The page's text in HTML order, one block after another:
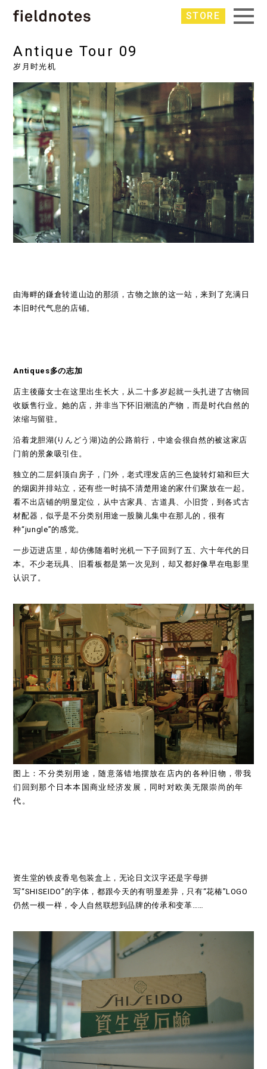
STORE
Antique Tour 09
岁月时光机
由海畔的鎌倉转道山边的那須，古物之旅的这一站，来到了充满日
本旧时代气息的店铺。
Antiques多の志加
店主後藤女士在这里出生长大，从二十多岁起就一头扎进了古物回
收贩售行业。她的店，并非当下怀旧潮流的产物，而是时代自然的
浓缩与留驻。
沿着龙胆湖(りんどう湖)边的公路前行，中途会很自然的被这家店
门前的景象吸引住。
独立的二层斜顶白房子，门外，老式理发店的三色旋转灯箱和巨大
的烟囱并排站立，还有些一时搞不清楚用途的家什们聚放在一起。
看不出店铺的明显定位，从中古家具、古道具、小旧货，到各式古
材配器，似乎是不分类别用途一股脑儿集中在那儿的，很有
种“jungle”的感觉。
一步迈进店里，却仿佛随着时光机一下子回到了五、六十年代的日
本。不少老玩具、旧看板都是第一次见到，却又都好像早在电影里
认识了。
图上：不分类别用途，随意落错地摆放在店内的各种旧物，带我
们回到那个日本本国商业经济发展，同时对欧美无限崇尚的年
代。
资生堂的铁皮香皂包装盒上，无论日文汉字还是字母拼
写“SHISEIDO”的字体，都跟今天的有明显差异，只有“花椿”LOGO
仍然一模一样，令人自然联想到品牌的传承和变革……